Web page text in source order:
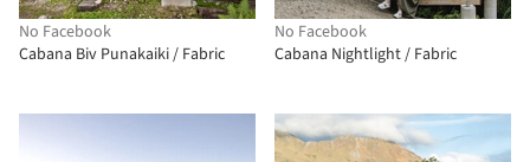
No Facebook
Cabana Biv Punakaiki / Fabric
No Facebook
Cabana Nightlight / Fabric